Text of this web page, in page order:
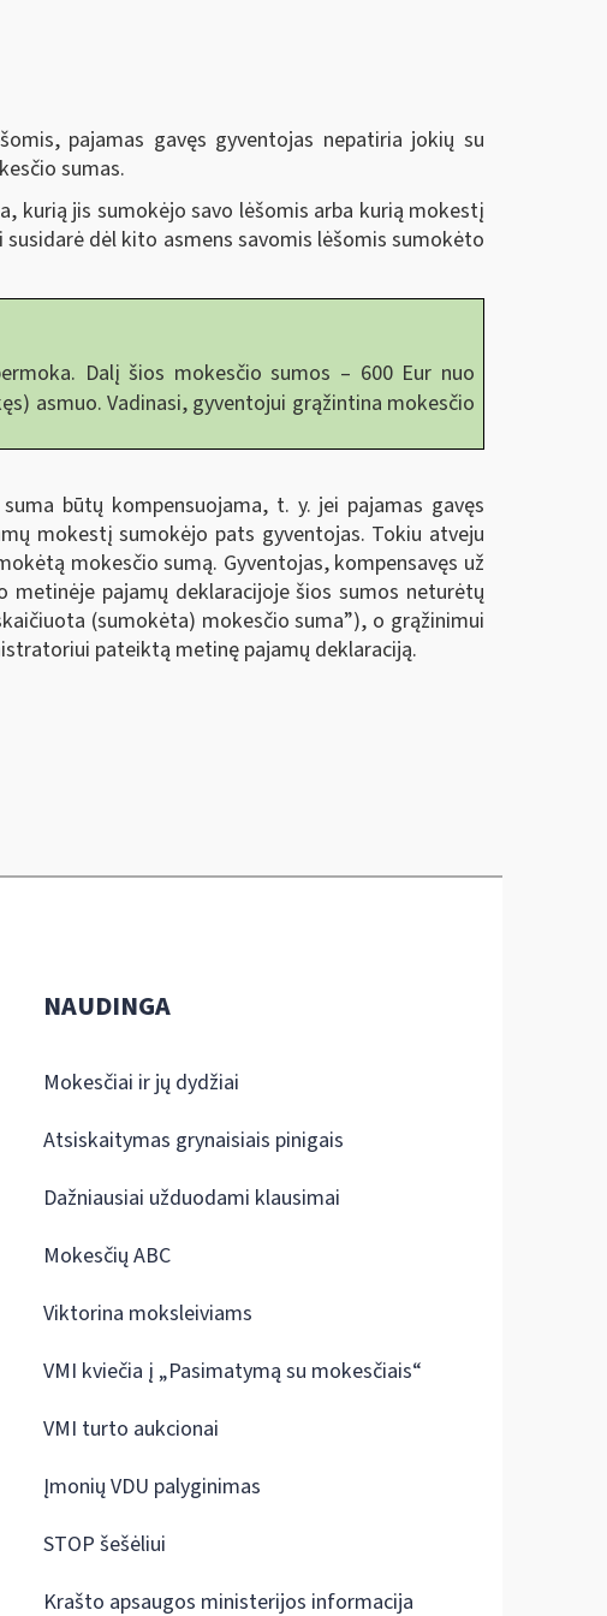
pajamas gavęs gyventojas nepatiria jokių su
sumas.
kurią jis sumokėjo savo lėšomis arba kurią mokestį
dėl kito asmens savomis lėšomis sumokėto
Dalį šios mokesčio sumos – 600 Eur nuo
asmuo. Vadinasi, gyventojui grąžintina mokesčio
būtų kompensuojama, t. y. jei pajamas gavęs
mokestį sumokėjo pats gyventojas. Tokiu atveju
mokesčio sumą. Gyventojas, kompensavęs už
pajamų deklaracijoje šios sumos neturėtų
(sumokėta) mokesčio suma”), o grąžinimui
pateiktą metinę pajamų deklaraciją.
NAUDINGA
Mokesčiai ir jų dydžiai
Atsiskaitymas grynaisiais pinigais
Dažniausiai užduodami klausimai
Mokesčių ABC
Viktorina moksleiviams
VMI kviečia į „Pasimatymą su mokesčiais“
VMI turto aukcionai
Įmonių VDU palyginimas
STOP šešėliui
Krašto apsaugos ministerijos informacija